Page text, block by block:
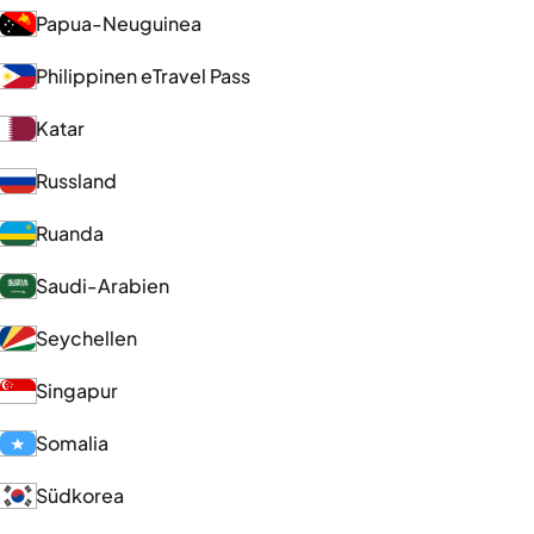
Papua-Neuguinea
Philippinen eTravel Pass
Katar
Russland
Ruanda
Saudi-Arabien
Seychellen
Singapur
Somalia
Südkorea